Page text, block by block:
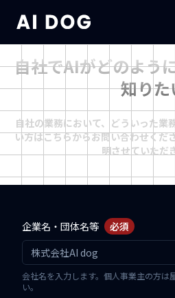
自社でAIがどのよう
知りた
自社の業務において、どういった業
い方はこちらからお問い合わせくだ
明させていただ
企業名・団体名等 必須
会社名を入力します。個人事業主の方は
い。